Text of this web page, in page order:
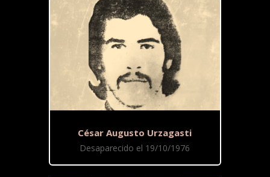
César Augusto Urzagasti
Desaparecido el 19/10/1976